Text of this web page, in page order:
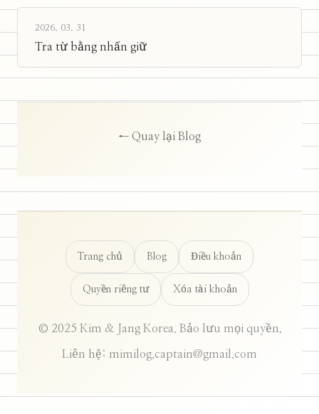
2026. 03. 31
Tra từ bằng nhấn giữ
← Quay lại Blog
Trang chủ Blog Điều khoản
Quyền riêng tư Xóa tài khoản
© 2025 Kim & Jang Korea. Bảo lưu mọi quyền.
Liên hệ: mimilog.captain@gmail.com